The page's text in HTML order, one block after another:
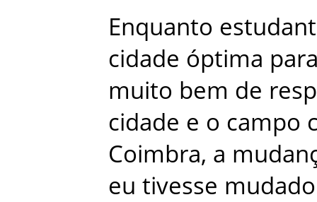
Enquanto
cidade óptima
muito bem de
cidade e o campo
Coimbra, a
eu tivesse mudado